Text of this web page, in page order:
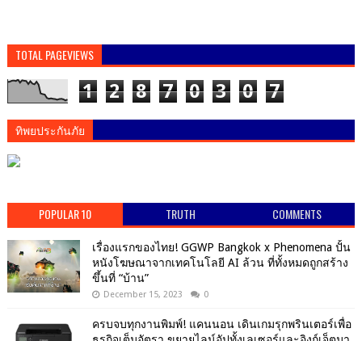
TOTAL PAGEVIEWS
1 2 8 7 0 3 0 7
ทิพยประกันภัย
POPULAR 10 TRUTH COMMENTS
เรื่องแรกของไทย! GGWP Bangkok x Phenomena ปั้น
หนังโฆษณาจากเทคโนโลยี AI ล้วน ที่ทั้งหมดถูกสร้าง
ขึ้นที่ “บ้าน”
December 15, 2023 0
ครบจบทุกงานพิมพ์! แคนนอน เดินเกมรุกพรินเตอร์เพื่อ